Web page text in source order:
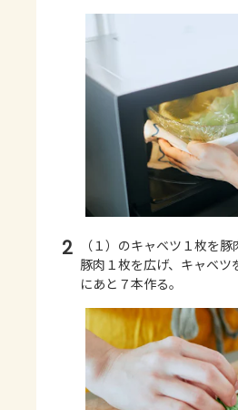
2
（１）のキャベツ１枚を
豚肉１枚を広げ、キャベ
にあと７本作る。